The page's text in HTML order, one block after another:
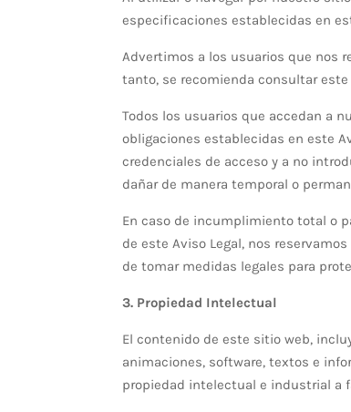
especificaciones establecidas en
Advertimos a los usuarios que nos
tanto, se recomienda consultar
Todos los usuarios que accedan a
obligaciones establecidas en este
credenciales de acceso y a no
dañar de manera temporal o
En caso de incumplimiento total o
de este Aviso Legal, nos
de tomar medidas legales para
3. Propiedad Intelectual
El contenido de este sitio web,
animaciones, software, textos e
propiedad intelectual e industrial a